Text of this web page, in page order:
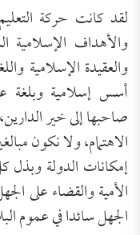
لقد كانت حركة
والأهداف الإسلامية
والعقيدة الإسلامية
أسس إسلامية وبلغة
صاحبها إلى خير
الاهتمام، ولا نكون
إمكانات الدولة
الأمية والقضاء على
الجهل سائدا في عموم